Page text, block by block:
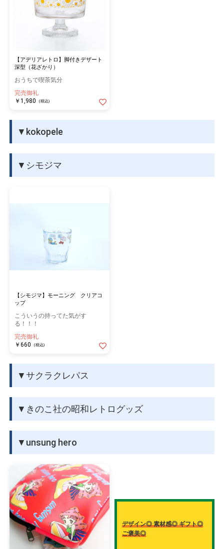
【アデリアレトロ】脚付きデザート
深型（花ざかり）
おうちで喫茶気分
完売御礼
￥1,980
(税込)
▼kokopele
▼シモジマ
【シモジマ】モーニング クリアコ
ップ
こういうの持ってた気がす
る！！！
完売御礼
￥660
(税込)
▼サクラクレパス
▼きのこ社の昭和レトログッズ
▼unsung hero
デザイン◎ 素材感◎ ギフト◎
ご褒美◎